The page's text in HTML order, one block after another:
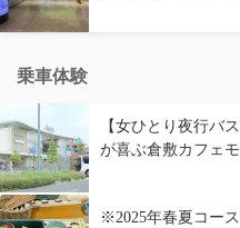
乗車体験
【女ひとり夜行バ
が喜ぶ倉敷カフェ
※2025年春夏コー